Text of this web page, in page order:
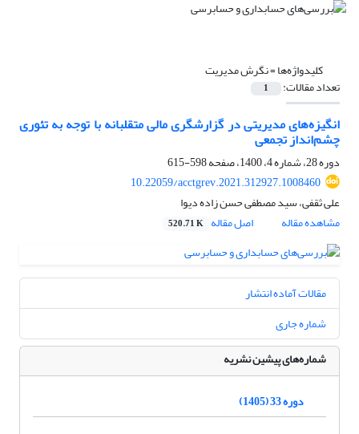
کلیدواژه‌ها =نگرش مدیریت
تعداد مقالات: 1
انگیزه‌های مدیریتی در گزارشگری مالی متقلبانه با توجه به تئوری
چشم‌انداز تجمعی
دوره 28، شماره 4، 1400، صفحه
598-615
10.22059/acctgrev.2021.312927.1008460
علی ثقفی، سید مصطفی حسن زاده دیوا
مشاهده مقاله
اصل مقاله 520.71 K
مقالات آماده انتشار
شماره جاری
شماره‌های پیشین نشریه
دوره 33 (1405)